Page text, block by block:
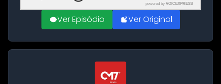
powered by VOICEXPRESS
Ver Episódio Ver Original